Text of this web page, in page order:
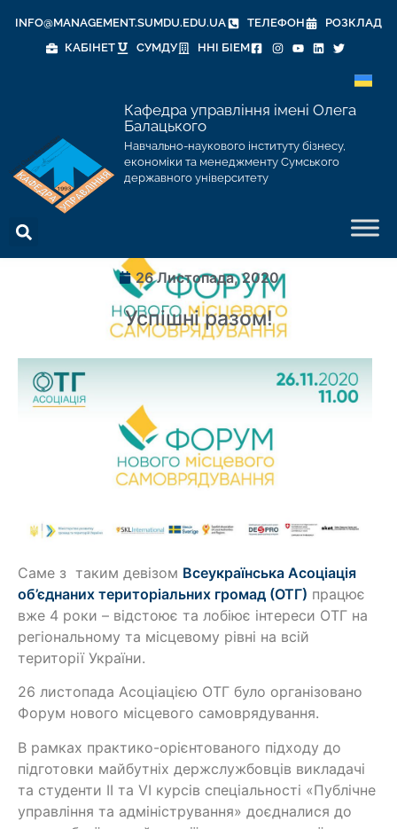
INFO@MANAGEMENT.SUMDU.EDU.UA ТЕЛЕФОН
РОЗКЛАД
КАБІНЕТ
СУМДУ ННІ БІЕМ
Кафедра управління імені Олега
Балацького
Навчально-наукового інституту бізнесу,
економіки та менеджменту Сумського
державного університету
26 Листопада, 2020
Успішні разом!
Саме з таким девізом Всеукраїнська Асоціація
об’єднаних територіальних громад (ОТГ) працює
вже 4 роки – відстоює та лобіює інтереси ОТГ на
регіональному та місцевому рівні на всій
території України.
26 листопада Асоціацією ОТГ було організовано
Форум нового місцевого самоврядування.
В рамках практико-орієнтованого підходу до
підготовки майбутніх держслужбовців викладачі
та студенти ІІ та VI курсів спеціальності «Публічне
управління та адміністрування» доєдналися до